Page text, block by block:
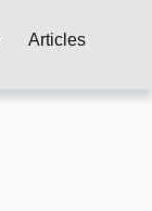
Articles